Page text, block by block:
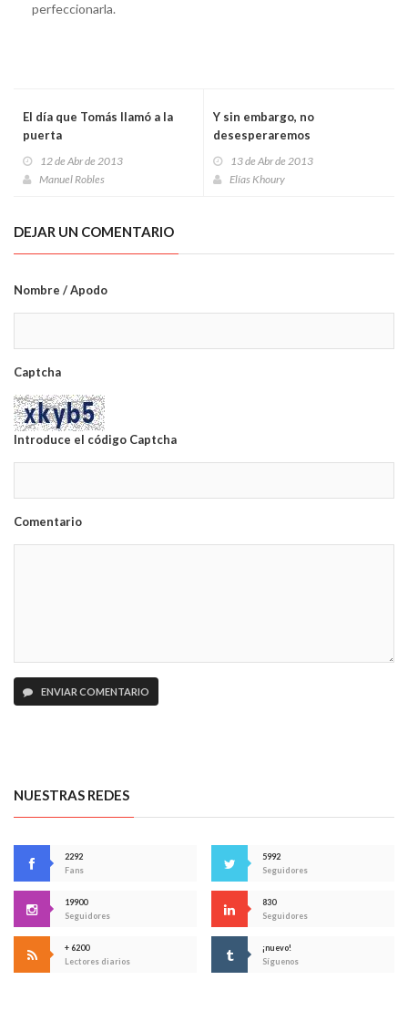
perfeccionarla.
El día que Tomás llamó a la
puerta
12 de Abr de 2013
Manuel Robles
Y sin embargo, no
desesperaremos
13 de Abr de 2013
Elías Khoury
DEJAR UN COMENTARIO
Nombre / Apodo
Captcha
Introduce el código Captcha
Comentario
ENVIAR COMENTARIO
NUESTRAS REDES
2292
Fans
5992
Seguidores
19900
Seguidores
830
Seguidores
+ 6200
Lectores diarios
¡nuevo!
Síguenos